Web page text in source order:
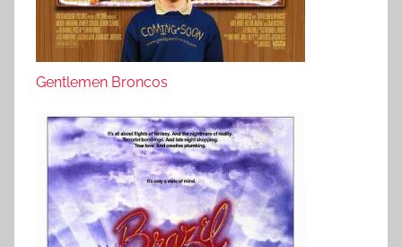
Gentlemen Broncos